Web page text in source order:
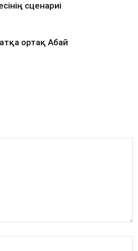
сценариі
ортақ Абай